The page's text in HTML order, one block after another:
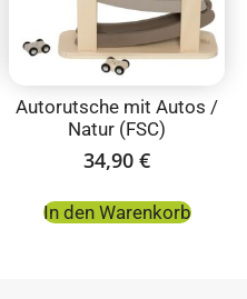
Autorutsche mit Autos /
Natur (FSC)
34,90 €
In den Warenkorb